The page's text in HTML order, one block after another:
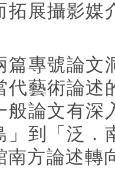
拓展攝影媒
專號論文
代藝術論述
般論文有深
」到「泛
南方論述轉